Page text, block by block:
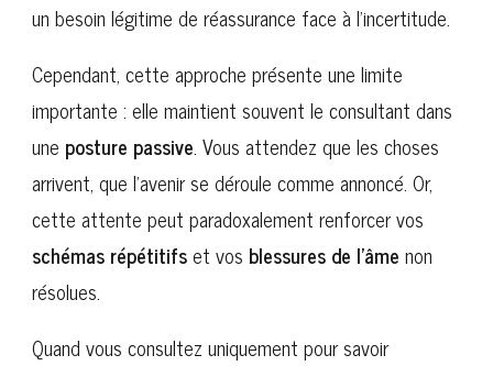
un besoin légitime de réassurance face à l’incertitude.
Cependant, cette approche présente une limite
importante : elle maintient souvent le consultant dans
une posture passive. Vous attendez que les choses
arrivent, que l’avenir se déroule comme annoncé. Or,
cette attente peut paradoxalement renforcer vos
schémas répétitifset vos blessures de l’âme non
résolues.
Quand vous consultez uniquement pour savoir